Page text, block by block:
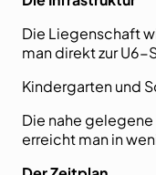
Die Liegenschaft
man direkt zur U6-
Kindergarten und
Die nahe
erreicht man in